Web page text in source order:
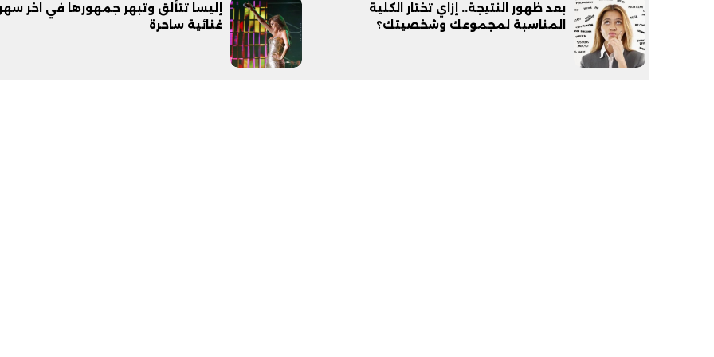
بعد ظهور النتيجة.. إزاي تختار الكلية
المناسبة لمجموعك وشخصيتك؟
إليسا تتألق وتبهر جمهورها في اخر
غنائية ساحرة